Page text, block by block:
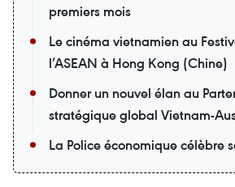
premiers mois
Le cinéma vietnamien au
l’ASEAN à Hong Kong (Chine)
Donner un nouvel élan au
stratégique global Vietnam-
La Police économique célèbre